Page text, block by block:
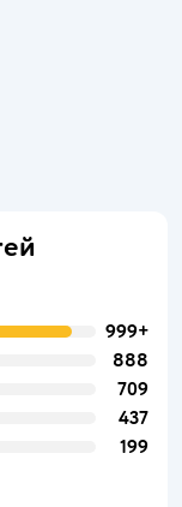
999+
888
709
437
199